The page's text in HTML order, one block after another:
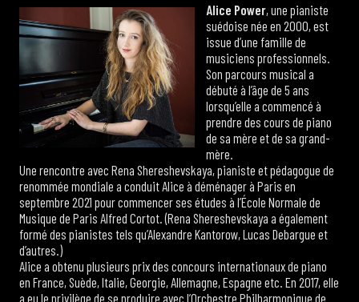
Alice Power, une pianiste
suédoise née en 2000, est
issue d’une famille de
musiciens professionnels.
Son parcours musical a
débuté à l’âge de 5 ans
lorsqu’elle a commencé à
prendre des cours de piano
de sa mère et de sa grand-
mère.
Une rencontre avec Rena Shereshevskaya, pianiste et pédagogue de
renommée mondiale a conduit Alice à déménager à Paris en
septembre 2021 pour commencer ses études à l’École Normale de
Musique de Paris Alfred Cortot. (Rena Shereshevskaya a également
formé des pianistes tels qu’Alexandre Kantorow, Lucas Debargue et
d’autres.)
Alice a obtenu plusieurs prix des concours internationaux de piano
en France, Suède, Italie, Georgie, Allemagne, Espagne etc. En 2017, elle
a eu le privilège de se produire avec l’Orchestre Philharmonique de